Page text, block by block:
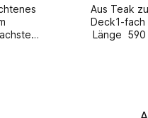
Ø
Aus Teak
Deck1-
Länge